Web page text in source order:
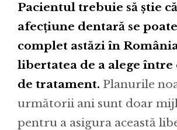
Pacientul trebuie să știe
afecțiune dentară se
complet astăzi în
libertatea de a alege
de tratament. Planurile
următorii ani sunt doar
pentru a asigura această